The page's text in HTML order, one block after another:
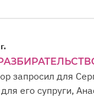
запросил для
его супруги,